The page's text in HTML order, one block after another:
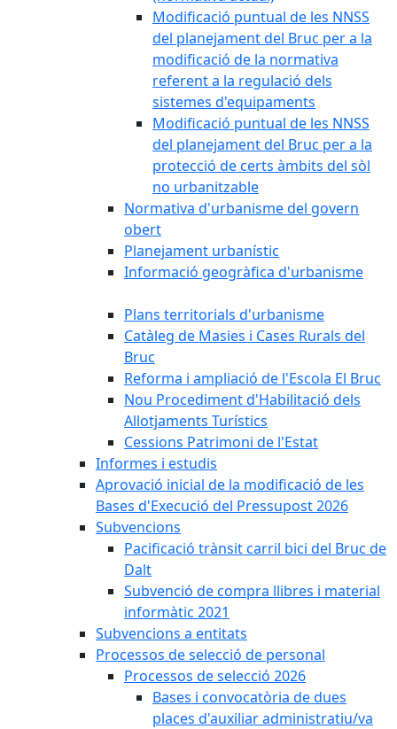
Modificació puntual de les NNSS
del planejament del Bruc per a la
modificació de la normativa
referent a la regulació dels
sistemes d'equipaments
Modificació puntual de les NNSS
del planejament del Bruc per a la
protecció de certs àmbits del sòl
no urbanitzable
Normativa d'urbanisme del govern
obert
Planejament urbanístic
Informació geogràfica d'urbanisme
Plans territorials d'urbanisme
Catàleg de Masies i Cases Rurals del
Bruc
Reforma i ampliació de l'Escola El Bruc
Nou Procediment d'Habilitació dels
Allotjaments Turístics
Cessions Patrimoni de l'Estat
Informes i estudis
Aprovació inicial de la modificació de les
Bases d'Execució del Pressupost 2026
Subvencions
Pacificació trànsit carril bici del Bruc de
Dalt
Subvenció de compra llibres i material
informàtic 2021
Subvencions a entitats
Processos de selecció de personal
Processos de selecció 2026
Bases i convocatòria de dues
places d'auxiliar administratiu/va